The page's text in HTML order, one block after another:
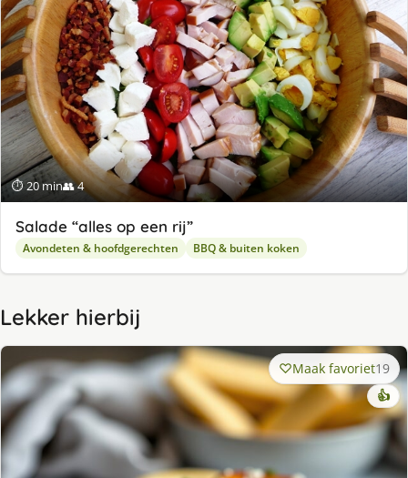
⏱ 20 min👥 4
Salade “alles op een rij”
Avondeten & hoofdgerechten BBQ & buiten koken
Lekker hierbij
Maak favoriet19
👍